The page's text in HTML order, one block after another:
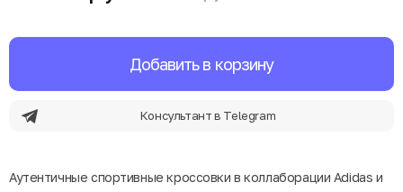
Добавить в корзину
Консультант в Telegram
Аутентичные спортивные кроссовки в коллаборации Adidas и